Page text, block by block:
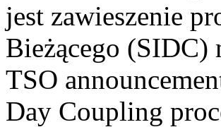
jest zawieszenie
Bieżącego (SIDC)
TSO
Day Coupling